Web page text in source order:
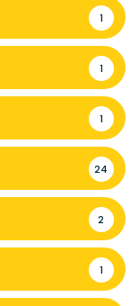
1
1
1
24
2
1